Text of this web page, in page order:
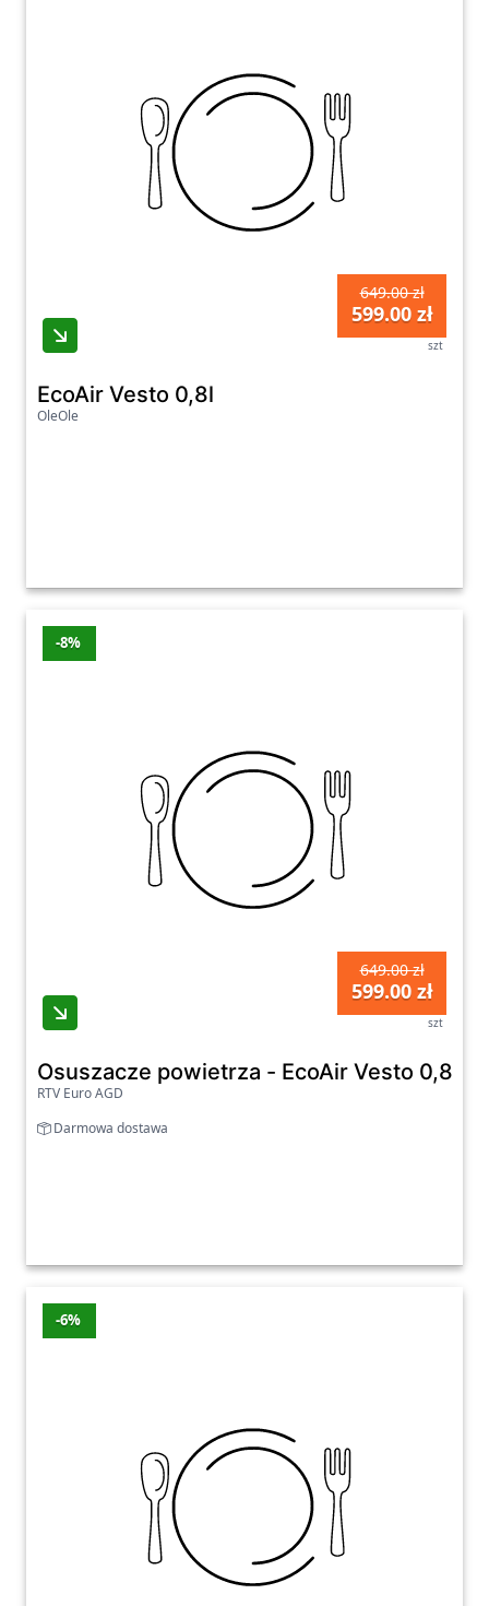
649.00 zł
599.00 zł
szt
EcoAir Vesto 0,8l
OleOle
-8%
649.00 zł
599.00 zł
szt
Osuszacze powietrza - EcoAir Vesto 0,8l
RTV Euro AGD
Darmowa dostawa
-6%